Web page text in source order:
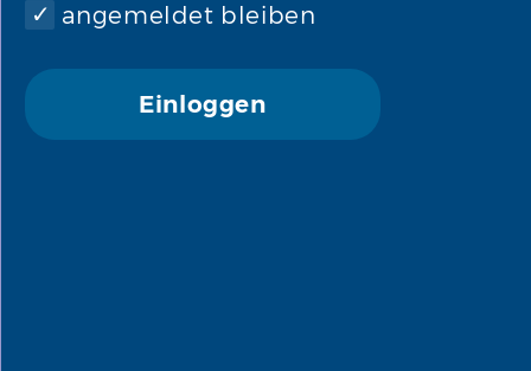
angemeldet bleiben